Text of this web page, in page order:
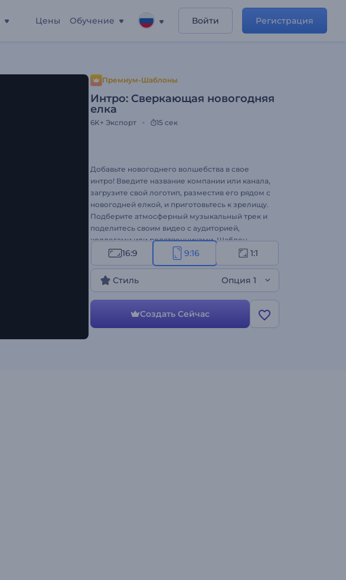
Цены Обучение Войти Регистрация
Премиум-Шаблоны
Интро: Сверкающая новогодняя
елка
6K+ Экспорт 15 сек
Добавьте новогоднего волшебства в свое
интро! Введите название компании или канала,
загрузите свой логотип, разместив его рядом с
новогодней елкой, и приготовьтесь к зрелищу.
Подберите атмосферный музыкальный трек и
поделитесь своим видео с аудиторией,
коллегами или родственниками. Шаблон
станет отличным решением для интро,
конечных заставок, промо, онлайн-рекламы и
других креативных проектов. Оформите свое
интро!
16:9 9:16 1:1
Стиль Опция 1
Создать Сейчас